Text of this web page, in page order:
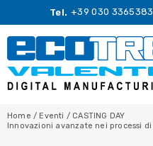
Tel. +39 030 3365383
Home / Eventi / CASTING DAY
Innovazioni avanzate nei processi